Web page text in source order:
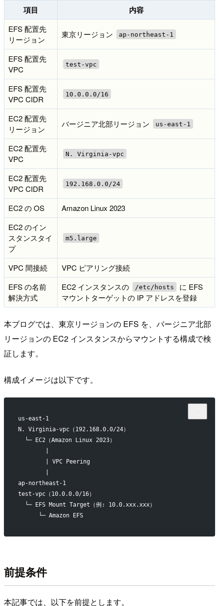
項目 内容
EFS 配置先
リージョン
東京リージョン ap-northeast-1
EFS 配置先
VPC
test-vpc
EFS 配置先
VPC CIDR
10.0.0.0/16
EC2 配置先
リージョン
バージニア北部リージョン us-east-1
EC2 配置先
VPC
N. Virginia-vpc
EC2 配置先
VPC CIDR
192.168.0.0/24
EC2 の OS
Amazon Linux 2023
EC2 のイン
スタンスタイ
プ
m5.large
VPC 間接続
VPC ピアリング接続
EFS の名前
解決方式
EC2 インスタンスの /etc/hosts
に EFS
マウントターゲットの IP アドレスを登録
本ブログでは、東京リージョンの EFS を、バージニア北部
リージョンの EC2 インスタンスからマウントする構成で検
証します。
構成イメージは以下です。
us-east-1
N. Virginia-vpc（192.168.0.0/24）
  └─ EC2（Amazon Linux 2023）
        | VPC Peering
ap-northeast-1
test-vpc（10.0.0.0/16）
  └─ EFS Mount Target（例: 10.0.xxx.xxx）
      └─ Amazon EFS
前提条件
本記事では、以下を前提とします。